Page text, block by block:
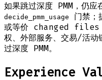
如果跳过深度 PMM，仍应
decide_pmm_usage 门禁；
或等价 changed files
权、外部服务、交易/活动
过深度 PMM。
Experience